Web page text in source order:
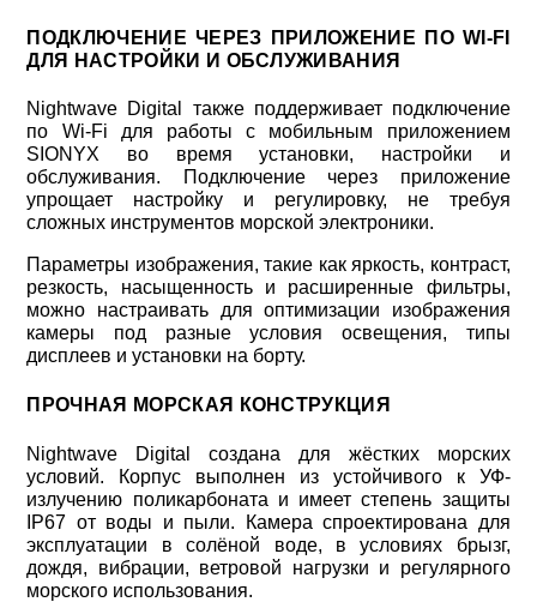
ПОДКЛЮЧЕНИЕ ЧЕРЕЗ ПРИЛОЖЕНИЕ ПО WI-FI
ДЛЯ НАСТРОЙКИ И ОБСЛУЖИВАНИЯ
Nightwave Digital также поддерживает подключение
по Wi-Fi для работы с мобильным приложением
SIONYX во время установки, настройки и
обслуживания. Подключение через приложение
упрощает настройку и регулировку, не требуя
сложных инструментов морской электроники.
Параметры изображения, такие как яркость, контраст,
резкость, насыщенность и расширенные фильтры,
можно настраивать для оптимизации изображения
камеры под разные условия освещения, типы
дисплеев и установки на борту.
ПРОЧНАЯ МОРСКАЯ КОНСТРУКЦИЯ
Nightwave Digital создана для жёстких морских
условий. Корпус выполнен из устойчивого к УФ-
излучению поликарбоната и имеет степень защиты
IP67 от воды и пыли. Камера спроектирована для
эксплуатации в солёной воде, в условиях брызг,
дождя, вибрации, ветровой нагрузки и регулярного
морского использования.